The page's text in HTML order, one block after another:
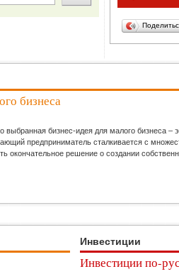
бизнеса
выбранная бизнес-идея для малого бизнеса
предприниматель сталкивается с
окончательное решение о создании
Инвестиции
Инвестиции по-